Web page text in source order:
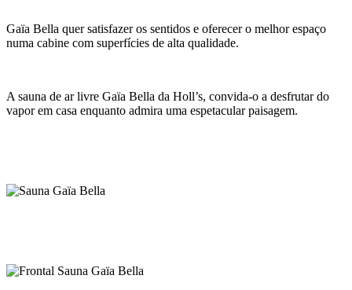
Gaïa Bella quer satisfazer os sentidos e oferecer o melhor espaço
numa cabine com superfícies de alta qualidade.
A sauna de ar livre Gaïa Bella da Holl’s, convida-o a desfrutar do
vapor em casa enquanto admira uma espetacular paisagem.